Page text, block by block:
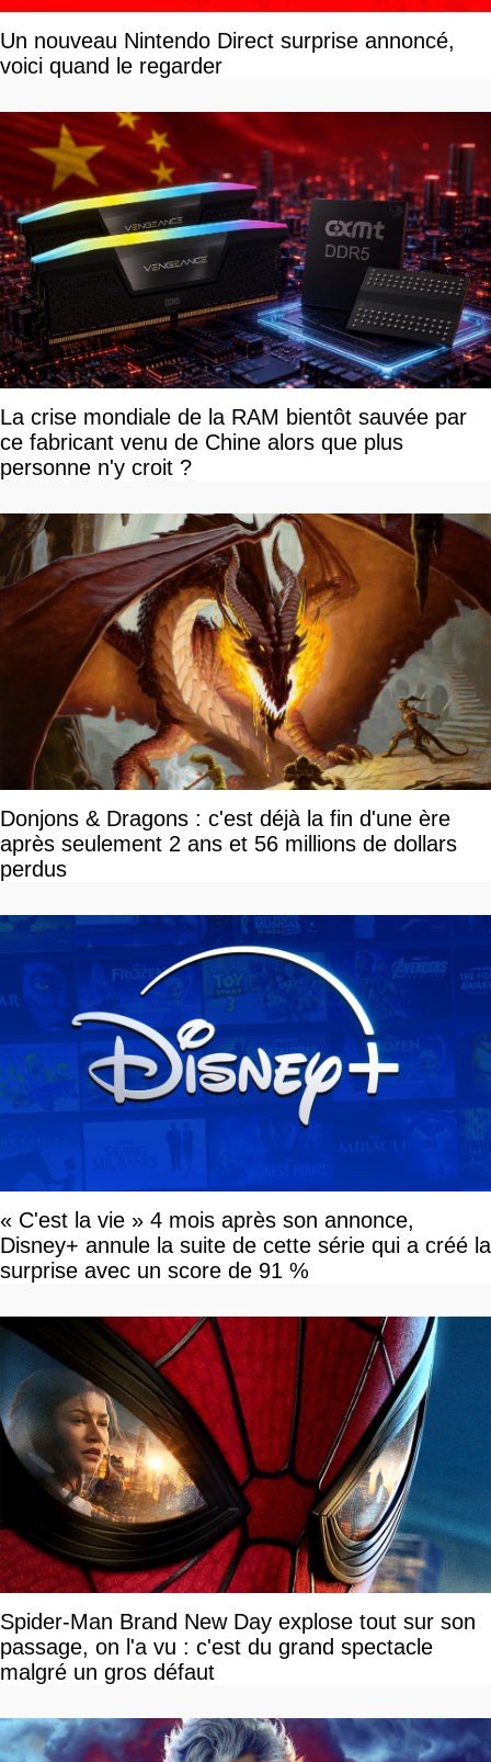
Un nouveau Nintendo Direct surprise annoncé,
voici quand le regarder
La crise mondiale de la RAM bientôt sauvée par
ce fabricant venu de Chine alors que plus
personne n'y croit ?
Donjons & Dragons : c'est déjà la fin d'une ère
après seulement 2 ans et 56 millions de dollars
perdus
« C'est la vie » 4 mois après son annonce,
Disney+ annule la suite de cette série qui a créé la
surprise avec un score de 91 %
Spider-Man Brand New Day explose tout sur son
passage, on l'a vu : c'est du grand spectacle
malgré un gros défaut